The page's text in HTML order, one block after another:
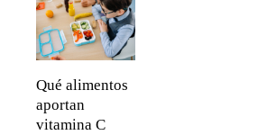
Qué alimentos
aportan
vitamina C